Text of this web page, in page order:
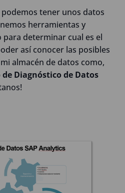
tener unos datos
herramientas y
determinar cual es el
así conocer las posibles
almacén de datos como,
de Diagnóstico de Datos